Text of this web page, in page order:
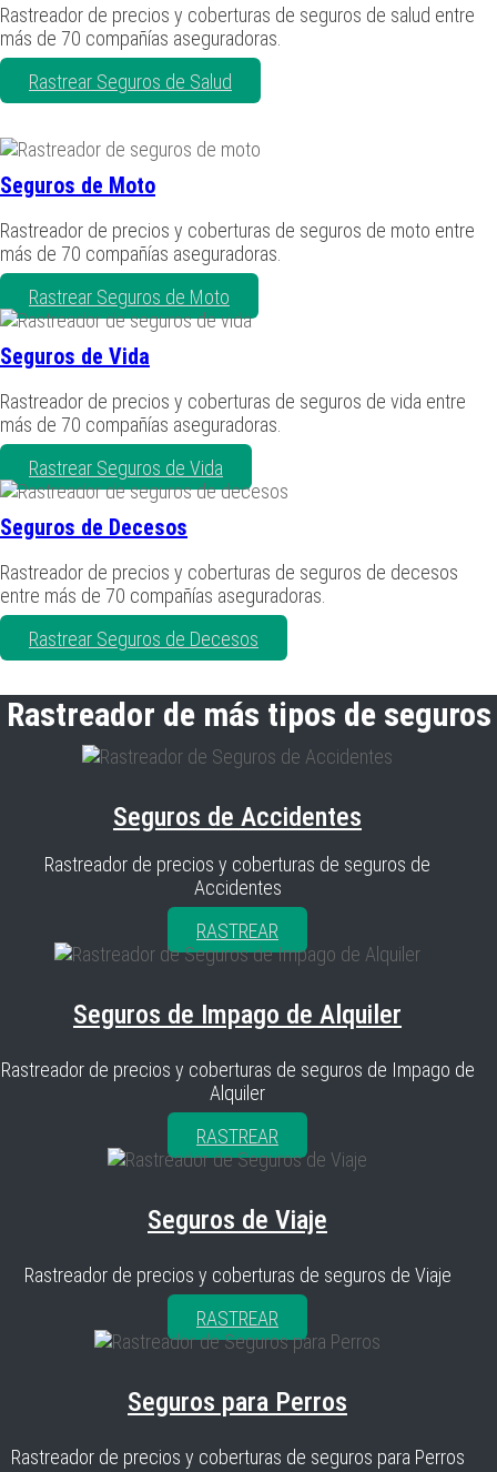
Rastreador de precios y coberturas de seguros de salud entre
más de 70 compañías aseguradoras.
Rastrear Seguros de Salud
Seguros de Moto
Rastreador de precios y coberturas de seguros de moto entre
más de 70 compañías aseguradoras.
Rastrear Seguros de Moto
Seguros de Vida
Rastreador de precios y coberturas de seguros de vida entre
más de 70 compañías aseguradoras.
Rastrear Seguros de Vida
Seguros de Decesos
Rastreador de precios y coberturas de seguros de decesos
entre más de 70 compañías aseguradoras.
Rastrear Seguros de Decesos
Rastreador de más tipos de seguros
Seguros de Accidentes
Rastreador de precios y coberturas de seguros de
Accidentes
RASTREAR
Seguros de Impago de Alquiler
Rastreador de precios y coberturas de seguros de Impago de
Alquiler
RASTREAR
Seguros de Viaje
Rastreador de precios y coberturas de seguros de Viaje
RASTREAR
Seguros para Perros
Rastreador de precios y coberturas de seguros para Perros